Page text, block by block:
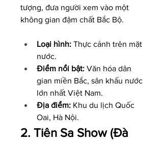
tượng, đưa người xem vào một
không gian đậm chất Bắc Bộ.
Loại hình: Thực cảnh trên mặt
nước.
Điểm nổi bật: Văn hóa dân
gian miền Bắc, sân khấu nước
lớn nhất Việt Nam.
Địa điểm: Khu du lịch Quốc
Oai, Hà Nội.
2. Tiên Sa Show (Đà